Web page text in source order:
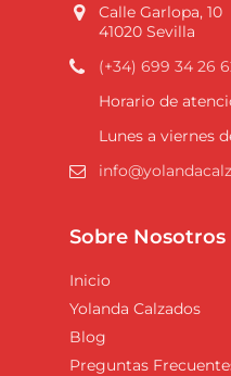
Calle Garlopa, 10
41020 Sevilla
(+34) 699 34 26
Horario de
Lunes a viernes
Sobre Nosotros
Inicio
Yolanda Calzados
Blog
Preguntas